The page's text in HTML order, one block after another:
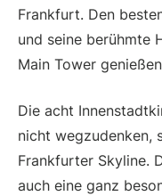
Frankfurt. Den
und seine berühmte
Main Tower
Die acht
nicht wegzudenken,
Frankfurter Skyline.
auch eine ganz